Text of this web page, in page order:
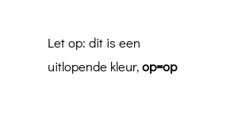
Let op: dit is een
uitlopende kleur,op=op